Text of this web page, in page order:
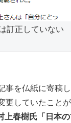
訂正していない
を仏紙に寄稿
していたことが
上春樹氏「日本